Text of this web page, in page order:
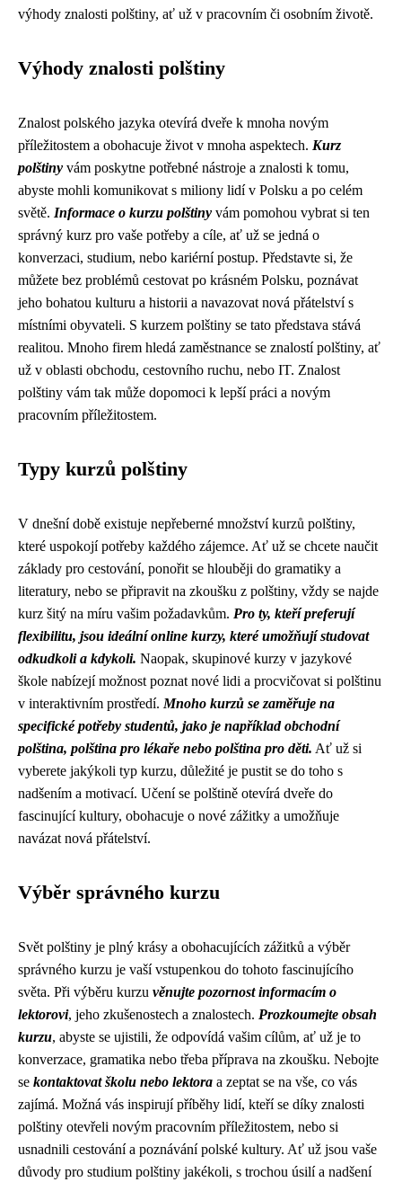
výhody znalosti polštiny, ať už v pracovním či osobním životě.
Výhody znalosti polštiny
Znalost polského jazyka otevírá dveře k mnoha novým
příležitostem a obohacuje život v mnoha aspektech. Kurz
polštiny vám poskytne potřebné nástroje a znalosti k tomu,
abyste mohli komunikovat s miliony lidí v Polsku a po celém
světě. Informace o kurzu polštiny vám pomohou vybrat si ten
správný kurz pro vaše potřeby a cíle, ať už se jedná o
konverzaci, studium, nebo kariérní postup. Představte si, že
můžete bez problémů cestovat po krásném Polsku, poznávat
jeho bohatou kulturu a historii a navazovat nová přátelství s
místními obyvateli. S kurzem polštiny se tato představa stává
realitou. Mnoho firem hledá zaměstnance se znalostí polštiny, ať
už v oblasti obchodu, cestovního ruchu, nebo IT. Znalost
polštiny vám tak může dopomoci k lepší práci a novým
pracovním příležitostem.
Typy kurzů polštiny
V dnešní době existuje nepřeberné množství kurzů polštiny,
které uspokojí potřeby každého zájemce. Ať už se chcete naučit
základy pro cestování, ponořit se hlouběji do gramatiky a
literatury, nebo se připravit na zkoušku z polštiny, vždy se najde
kurz šitý na míru vašim požadavkům. Pro ty, kteří preferují
flexibilitu, jsou ideální online kurzy, které umožňují studovat
odkudkoli a kdykoli. Naopak, skupinové kurzy v jazykové
škole nabízejí možnost poznat nové lidi a procvičovat si polštinu
v interaktivním prostředí. Mnoho kurzů se zaměřuje na
specifické potřeby studentů, jako je například obchodní
polština, polština pro lékaře nebo polština pro děti. Ať už si
vyberete jakýkoli typ kurzu, důležité je pustit se do toho s
nadšením a motivací. Učení se polštině otevírá dveře do
fascinující kultury, obohacuje o nové zážitky a umožňuje
navázat nová přátelství.
Výběr správného kurzu
Svět polštiny je plný krásy a obohacujících zážitků a výběr
správného kurzu je vaší vstupenkou do tohoto fascinujícího
světa. Při výběru kurzu věnujte pozornost informacím o
lektorovi, jeho zkušenostech a znalostech. Prozkoumejte obsah
kurzu, abyste se ujistili, že odpovídá vašim cílům, ať už je to
konverzace, gramatika nebo třeba příprava na zkoušku. Nebojte
se kontaktovat školu nebo lektora a zeptat se na vše, co vás
zajímá. Možná vás inspirují příběhy lidí, kteří se díky znalosti
polštiny otevřeli novým pracovním příležitostem, nebo si
usnadnili cestování a poznávání polské kultury. Ať už jsou vaše
důvody pro studium polštiny jakékoli, s trochou úsilí a nadšení